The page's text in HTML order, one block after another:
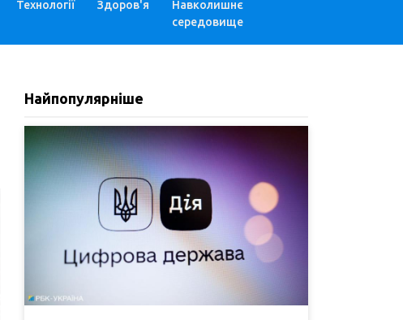
Технології Здоров'я
Навколишнє
середовище
Найпопулярніше